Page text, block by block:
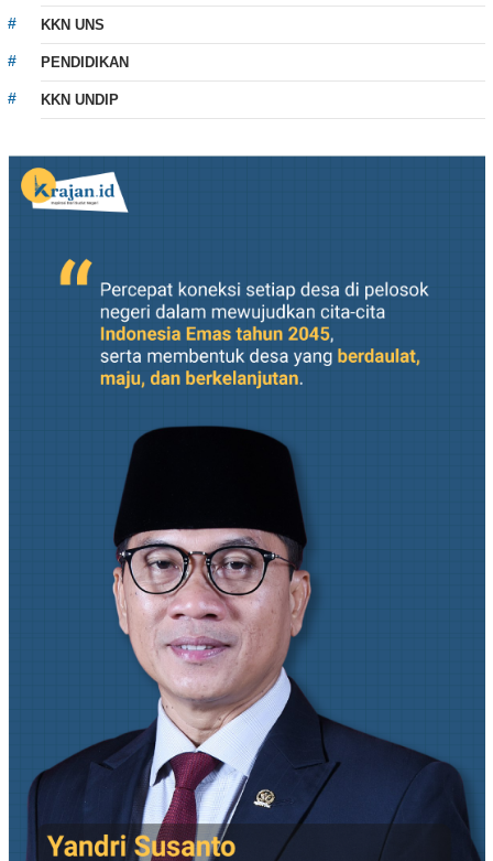
KKN UNS
PENDIDIKAN
KKN UNDIP